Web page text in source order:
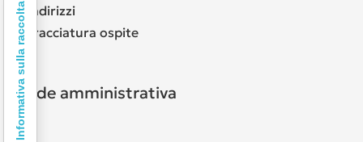
Indirizzi
Tracciatura ospite
Sede amministrativa
Informativa sulla raccolta